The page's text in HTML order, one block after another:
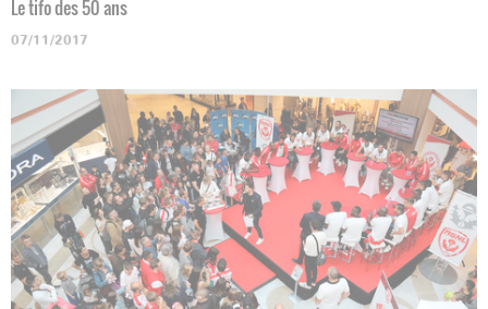
Le tifo des 50 ans
07/11/2017